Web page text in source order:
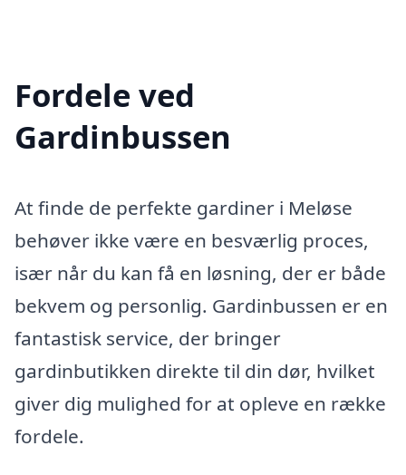
Fordele ved
Gardinbussen
At finde de perfekte gardiner i Meløse
behøver ikke være en besværlig proces,
især når du kan få en løsning, der er både
bekvem og personlig. Gardinbussen er en
fantastisk service, der bringer
gardinbutikken direkte til din dør, hvilket
giver dig mulighed for at opleve en række
fordele.